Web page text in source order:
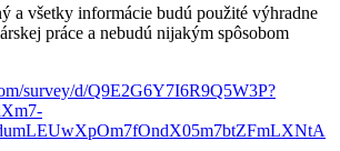
a všetky informácie budú použité výhradne
práce a nebudú nijakým spôsobom
survey/d/Q9E2G6Y7I6R9Q5W3P?